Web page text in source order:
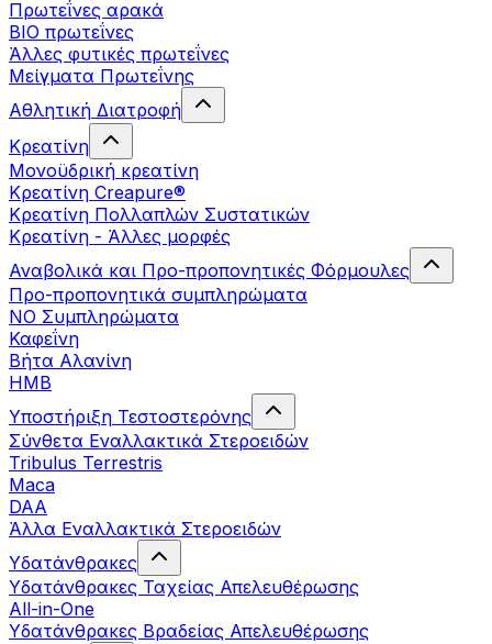
Πρωτεΐνες αρακά
ΒIO πρωτεΐνες
Άλλες φυτικές πρωτεΐνες
Μείγματα Πρωτεΐνης
Αθλητική Διατροφή
Κρεατίνη
Μονοϋδρική κρεατίνη
Κρεατίνη Creapure®
Κρεατίνη Πολλαπλών Συστατικών
Κρεατίνη - Άλλες μορφές
Αναβολικά και Προ-προπονητικές Φόρμουλες
Προ-προπονητικά συμπληρώματα
ΝΟ Συμπληρώματα
Καφεΐνη
Βήτα Αλανίνη
HMB
Υποστήριξη Τεστοστερόνης
Σύνθετα Εναλλακτικά Στεροειδών
Tribulus Terrestris
Maca
DAA
Άλλα Εναλλακτικά Στεροειδών
Υδατάνθρακες
Υδατάνθρακες Ταχείας Απελευθέρωσης
All-in-One
Υδατάνθρακες Βραδείας Απελευθέρωσης